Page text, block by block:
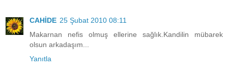
CAHİDE 25 Şubat 2010 08:11
Makarnan nefis olmuş ellerine sağlık.Kandilin mübarek
olsun arkadaşım...
Yanıtla